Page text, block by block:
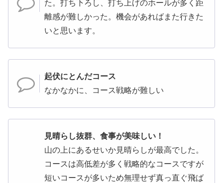
た。打ち下ろし、打ち上げのホールが多く距
離感が難しかった。機会があればまた行きた
いと思います。
起伏にとんだコース
なかなかに、コース戦略が難しい
見晴らし抜群、食事が美味しい！
山の上にあるせいか見晴らしが最高でした。
コースは高低差が多く戦略的なコースですが
短いコースが多いため無理せず真っ直ぐ飛ば